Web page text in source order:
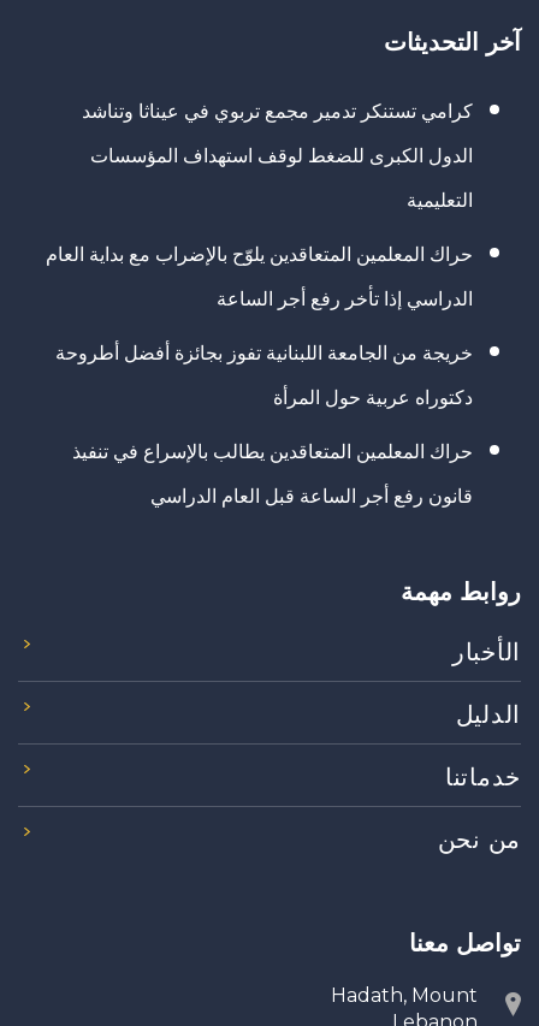
آخر التحديثات
كرامي تستنكر تدمير مجمع تربوي في عيناثا وتناشد
الدول الكبرى للضغط لوقف استهداف المؤسسات
التعليمية
حراك المعلمين المتعاقدين يلوّح بالإضراب مع بداية العام
الدراسي إذا تأخر رفع أجر الساعة
خريجة من الجامعة اللبنانية تفوز بجائزة أفضل أطروحة
دكتوراه عربية حول المرأة
حراك المعلمين المتعاقدين يطالب بالإسراع في تنفيذ
قانون رفع أجر الساعة قبل العام الدراسي
روابط مهمة
الأخبار
الدليل
خدماتنا
من نحن
تواصل معنا
Hadath, Mount